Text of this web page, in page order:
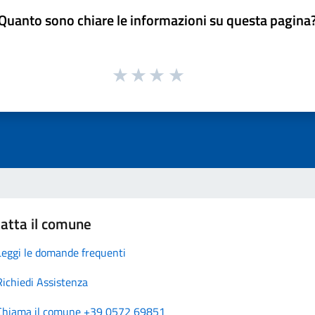
sono chiare le informazioni su questa
il comune
le domande frequenti
Assistenza
il comune +39 0572 69851